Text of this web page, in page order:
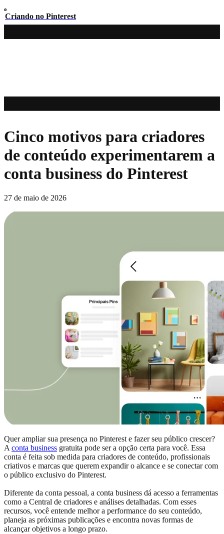
Criando no Pinterest
Cinco motivos para criadores
de conteúdo experimentarem a
conta business do Pinterest
27 de maio de 2026
Quer ampliar sua presença no Pinterest e fazer seu público crescer?
A conta business gratuita pode ser a opção certa para você. Essa
conta é feita sob medida para criadores de conteúdo, profissionais
criativos e marcas que querem expandir o alcance e se conectar com
o público exclusivo do Pinterest.
Diferente da conta pessoal, a conta business dá acesso a ferramentas
como a Central de criadores e análises detalhadas. Com esses
recursos, você entende melhor a performance do seu conteúdo,
planeja as próximas publicações e encontra novas formas de
alcançar objetivos a longo prazo.